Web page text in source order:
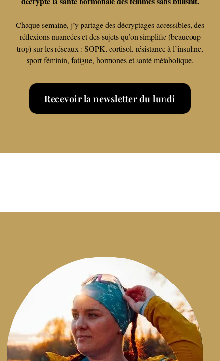
Chaque semaine, j’y partage des décryptages accessibles, des
réflexions nuancées et des sujets qu’on simplifie (beaucoup
trop) sur les réseaux : SOPK, cortisol, résistance à l’insuline,
sport féminin, fatigue, hormones et santé métabolique.
Recevoir la newsletter du lundi